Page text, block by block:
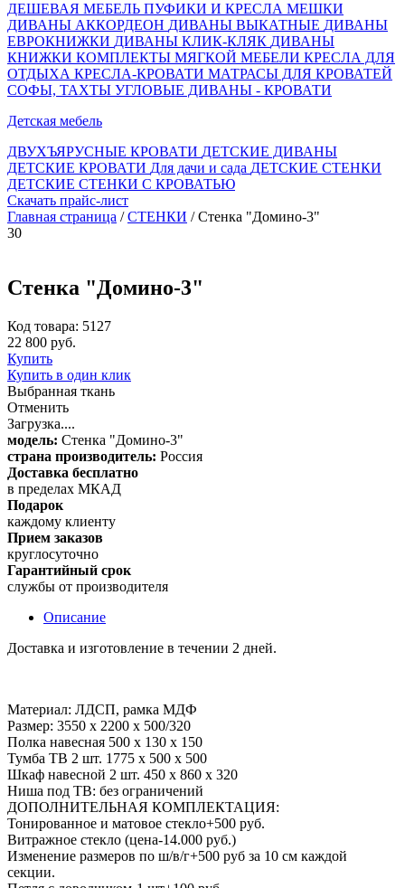
ДЕШЕВАЯ МЕБЕЛЬ ПУФИКИ И КРЕСЛА МЕШКИ
ДИВАНЫ АККОРДЕОН ДИВАНЫ ВЫКАТНЫЕ ДИВАНЫ
ЕВРОКНИЖКИ ДИВАНЫ КЛИК-КЛЯК ДИВАНЫ
КНИЖКИ КОМПЛЕКТЫ МЯГКОЙ МЕБЕЛИ КРЕСЛА ДЛЯ
ОТДЫХА КРЕСЛА-КРОВАТИ МАТРАСЫ ДЛЯ КРОВАТЕЙ
СОФЫ, ТАХТЫ УГЛОВЫЕ ДИВАНЫ - КРОВАТИ
Детская мебель
ДВУХЪЯРУСНЫЕ КРОВАТИ ДЕТСКИЕ ДИВАНЫ
ДЕТСКИЕ КРОВАТИ Для дачи и сада ДЕТСКИЕ СТЕНКИ
ДЕТСКИЕ СТЕНКИ С КРОВАТЬЮ
Скачать прайс-лист
Главная страница /СТЕНКИ / Стенка "Домино-3"
30
Стенка "Домино-3"
Код товара: 5127
22 800 руб.
Купить
Купить в один клик
Выбранная ткань
Отменить
Загрузка....
модель: Стенка "Домино-3"
страна производитель: Россия
Доставка бесплатно
в пределах МКАД
Подарок
каждому клиенту
Прием заказов
круглосуточно
Гарантийный срок
службы от производителя
Описание
Доставка и изготовление в течении 2 дней.
Материал: ЛДСП, рамка МДФ
Размер: 3550 х 2200 х 500/320
Полка навесная 500 х 130 х 150
Тумба ТВ 2 шт. 1775 х 500 х 500
Шкаф навесной 2 шт. 450 х 860 х 320
Ниша под ТВ: без ограничений
ДОПОЛНИТЕЛЬНАЯ КОМПЛЕКТАЦИЯ:
Тонированное и матовое стекло+500 руб.
Витражное стекло (цена-14.000 руб.)
Изменение размеров по ш/в/г+500 руб за 10 см каждой
секции.